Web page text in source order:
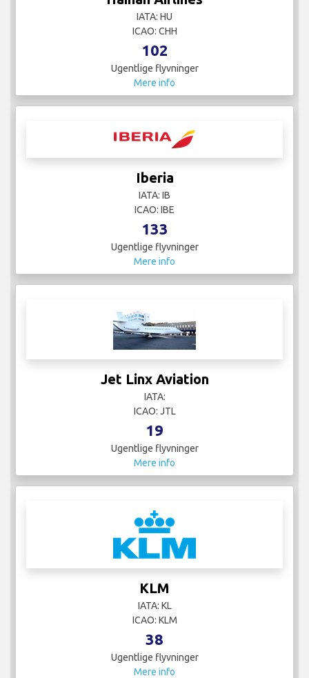
IATA: HU
ICAO: CHH
102
Ugentlige flyvninger
Mere info
Iberia
IATA: IB
ICAO: IBE
133
Ugentlige flyvninger
Mere info
Jet Linx Aviation
IATA:
ICAO: JTL
19
Ugentlige flyvninger
Mere info
KLM
IATA: KL
ICAO: KLM
38
Ugentlige flyvninger
Mere info